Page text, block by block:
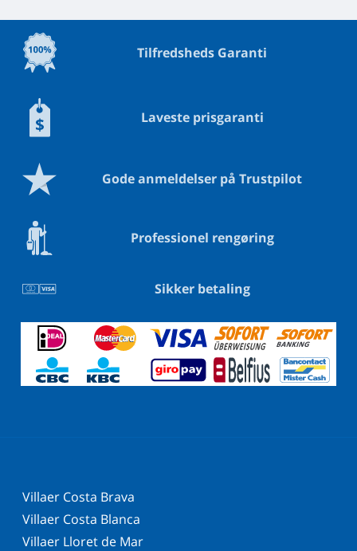
Tilfredsheds Garanti
Laveste prisgaranti
Gode anmeldelser på Trustpilot
Professionel rengøring
Sikker betaling
Villaer Costa Brava
Villaer Costa Blanca
Villaer Lloret de Mar